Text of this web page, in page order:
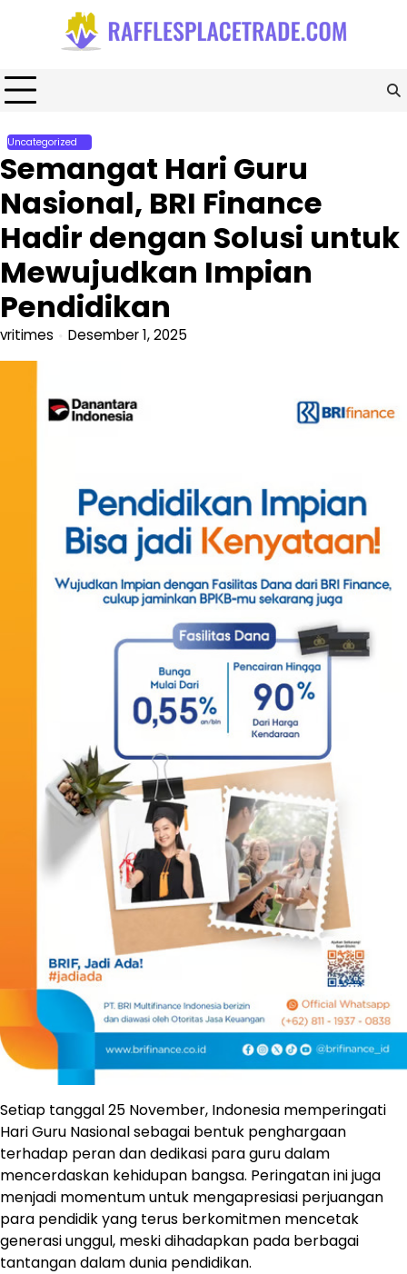
Uncategorized
Semangat Hari Guru
Nasional, BRI Finance
Hadir dengan Solusi untuk
Mewujudkan Impian
Pendidikan
vritimes Desember 1, 2025
Setiap tanggal 25 November, Indonesia memperingati
Hari Guru Nasional sebagai bentuk penghargaan
terhadap peran dan dedikasi para guru dalam
mencerdaskan kehidupan bangsa. Peringatan ini juga
menjadi momentum untuk mengapresiasi perjuangan
para pendidik yang terus berkomitmen mencetak
generasi unggul, meski dihadapkan pada berbagai
tantangan dalam dunia pendidikan.